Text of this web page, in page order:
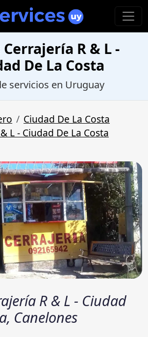
R & L -
De La Costa
servicios en Uruguay
Ciudad De La Costa
L - Ciudad De La Costa
R & L - Ciudad
Canelones